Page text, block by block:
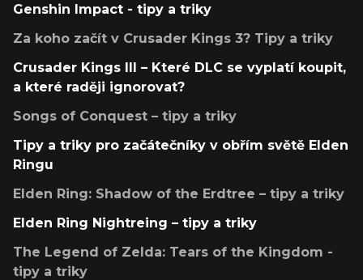
Genshin Impact - tipy a triky
Za koho začít v Crusader Kings 3? Tipy a triky
Crusader Kings III – Které DLC se vyplatí koupit,
a které raději ignorovat?
Songs of Conquest – tipy a triky
Tipy a triky pro začátečníky v obřím světě Elden
Ringu
Elden Ring: Shadow of the Erdtree – tipy a triky
Elden Ring Nightreing – tipy a triky
The Legend of Zelda: Tears of the Kingdom -
tipy a triky